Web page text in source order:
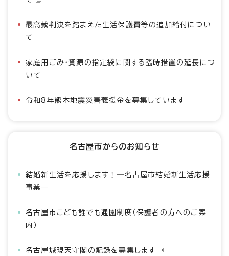
最高裁判決を踏まえた生活保護費等の追加給付につい
て
家庭用ごみ・資源の指定袋に関する臨時措置の延長につ
いて
令和8年熊本地震災害義援金を募集しています
名古屋市からのお知らせ
結婚新生活を応援します！―名古屋市結婚新生活応援
事業―
名古屋市こども誰でも通園制度（保護者の方へのご案
内）
名古屋城現天守閣の記録を募集します